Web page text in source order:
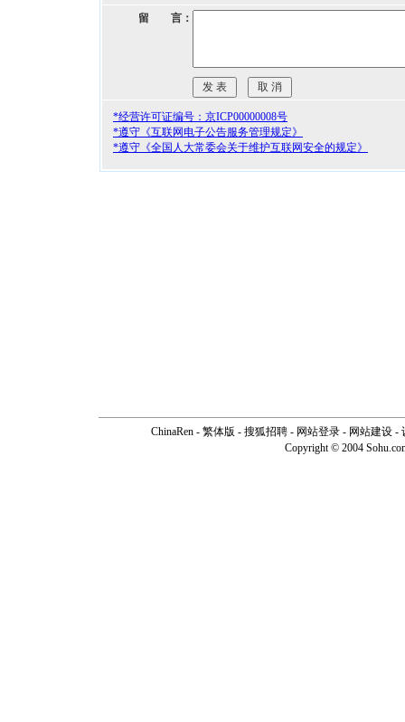
留 言：
*经营许可证编号：京ICP00000008号
*遵守《互联网电子公告服务管理规定》
*遵守《全国人大常委会关于维护互联网安全的规定》
ChinaRen - 繁体版 - 搜狐招聘 - 网站登录 - 网站建设 -
Copyright © 2004